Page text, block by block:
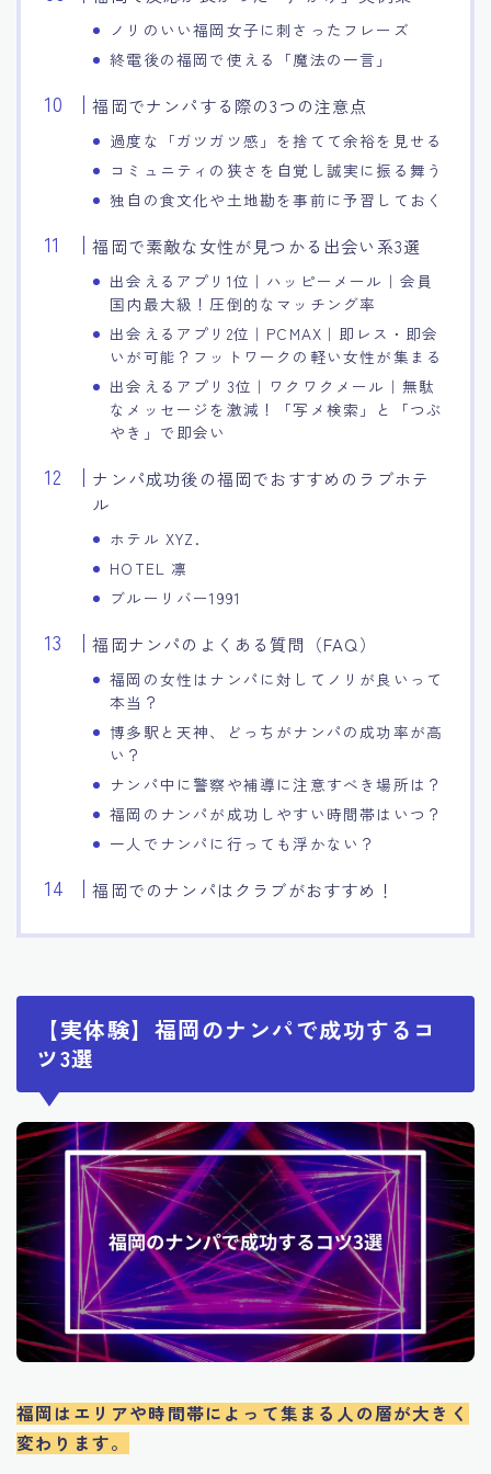
ノリのいい福岡女子に刺さったフレーズ
終電後の福岡で使える「魔法の一言」
福岡でナンパする際の3つの注意点
過度な「ガツガツ感」を捨てて余裕を見せる
コミュニティの狭さを自覚し誠実に振る舞う
独自の食文化や土地勘を事前に予習しておく
福岡で素敵な女性が見つかる出会い系3選
出会えるアプリ1位｜ハッピーメール｜会員
国内最大級！圧倒的なマッチング率
出会えるアプリ2位｜PCMAX｜即レス・即会
いが可能？フットワークの軽い女性が集まる
出会えるアプリ3位｜ワクワクメール｜無駄
なメッセージを激減！「写メ検索」と「つぶ
やき」で即会い
ナンパ成功後の福岡でおすすめのラブホテ
ル
ホテル XYZ.
HOTEL 凛
ブルーリバー1991
福岡ナンパのよくある質問（FAQ）
福岡の女性はナンパに対してノリが良いって
本当？
博多駅と天神、どっちがナンパの成功率が高
い？
ナンパ中に警察や補導に注意すべき場所は？
福岡のナンパが成功しやすい時間帯はいつ？
一人でナンパに行っても浮かない？
福岡でのナンパはクラブがおすすめ！
【実体験】福岡のナンパで成功するコ
ツ3選
福岡はエリアや時間帯によって集まる人の層が大きく
変わります。